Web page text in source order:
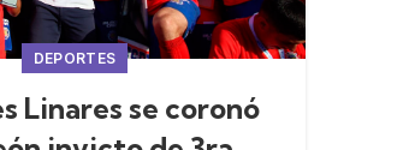
DEPORTES
Linares se coronó